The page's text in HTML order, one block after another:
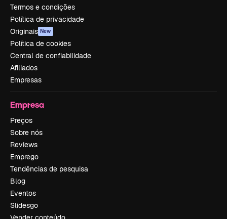
Termos e condições
Política de privacidade
Originais New
Política de cookies
Central de confiabilidade
Afiliados
Empresas
Empresa
Preços
Sobre nós
Reviews
Emprego
Tendências de pesquisa
Blog
Eventos
Slidesgo